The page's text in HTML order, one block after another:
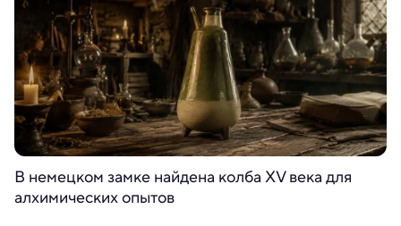
В немецком замке найдена колба XV века для
алхимических опытов